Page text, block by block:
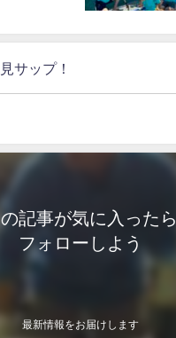
サップ！
記事が気に入ったら
フォローしよう
最新情報をお届けします